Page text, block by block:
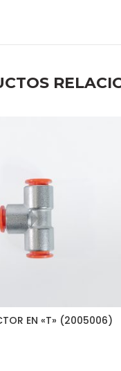
EN «T» (2005006)